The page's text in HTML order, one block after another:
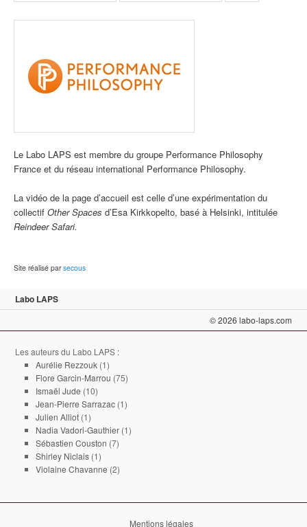
Le Labo LAPS est membre du groupe Performance Philosophy
France et du réseau international Performance Philosophy.
La vidéo de la page d’accueil est celle d’une expérimentation du
collectif Other Spaces d’Esa Kirkkopelto, basé à Helsinki, intitulée
Reindeer Safari.
Site réalisé parsecous
Labo LAPS
© 2026 labo-laps.com
Les auteurs du Labo LAPS :
Aurélie Rezzouk (1)
Flore Garcin-Marrou (75)
Ismaël Jude (10)
Jean-Pierre Sarrazac (1)
Julien Alliot (1)
Nadia Vadori-Gauthier (1)
Sébastien Couston (7)
Shirley Niclais (1)
Violaine Chavanne (2)
Mentions légales